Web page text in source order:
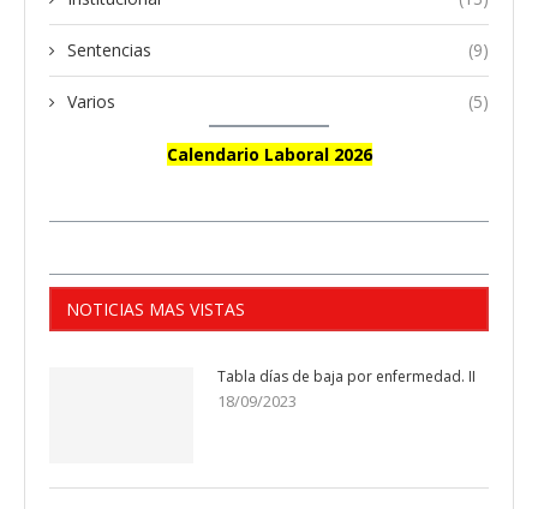
Sentencias (9)
Varios (5)
Calendario Laboral 2026
NOTICIAS MAS VISTAS
Tabla días de baja por enfermedad. II
18/09/2023